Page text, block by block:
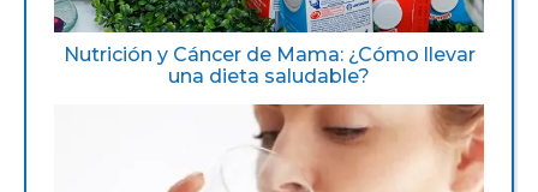
Nutrición y Cáncer de Mama: ¿Cómo llevar
una dieta saludable?